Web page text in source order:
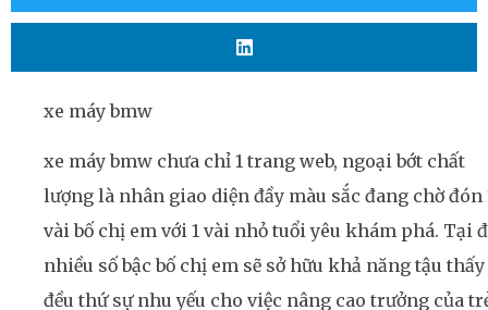
xe máy bmw
xe máy bmw chưa chỉ 1 trang web, ngoại bớt chất
lượng là nhân giao diện đầy màu sắc đang chờ đón
vài bố chị em với 1 vài nhỏ tuổi yêu khám phá. Tại
nhiều số bậc bố chị em sẽ sở hữu khả năng tậu thấy
đều thứ sự nhu yếu cho việc nâng cao trưởng của